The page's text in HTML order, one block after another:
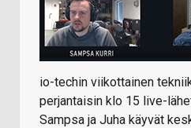
io-techin viikottainen
perjantaisin klo 15 live-
Sampsa ja Juha käyvät